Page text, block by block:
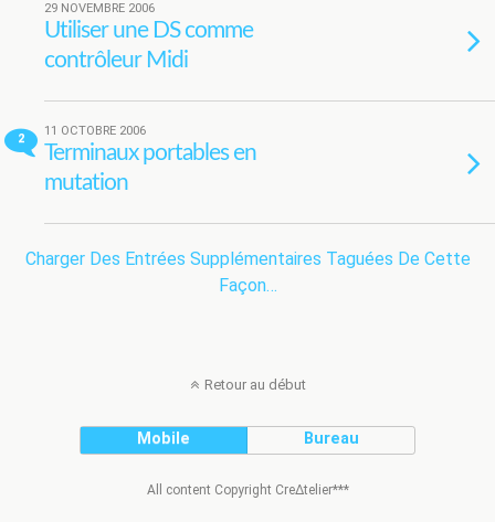
29 NOVEMBRE 2006
Utiliser une DS comme
contrôleur Midi
2
11 OCTOBRE 2006
Terminaux portables en
mutation
Charger Des Entrées Supplémentaires Taguées De Cette
Façon…
Retour au début
Mobile Bureau
All content Copyright Cre∆telier***